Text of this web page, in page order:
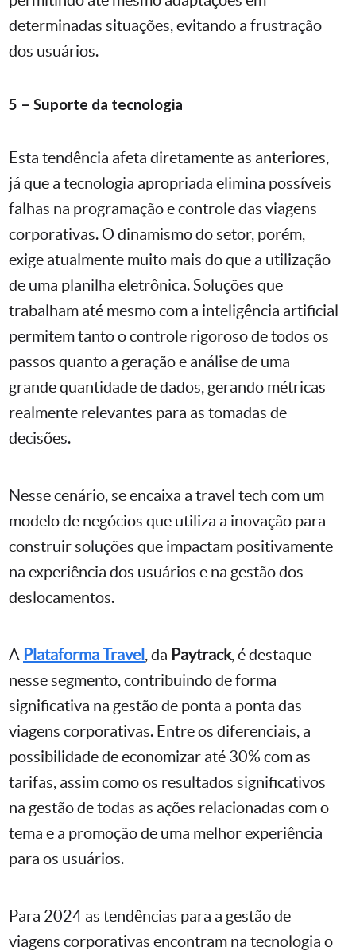
determinadas situações, evitando a frustração
dos usuários.
5 – Suporte da tecnologia
Esta tendência afeta diretamente as anteriores,
já que a tecnologia apropriada elimina possíveis
falhas na programação e controle das viagens
corporativas. O dinamismo do setor, porém,
exige atualmente muito mais do que a utilização
de uma planilha eletrônica. Soluções que
trabalham até mesmo com a inteligência artificial
permitem tanto o controle rigoroso de todos os
passos quanto a geração e análise de uma
grande quantidade de dados, gerando métricas
realmente relevantes para as tomadas de
decisões.
Nesse cenário, se encaixa a travel tech com um
modelo de negócios que utiliza a inovação para
construir soluções que impactam positivamente
na experiência dos usuários e na gestão dos
deslocamentos.
A Plataforma Travel, da Paytrack, é destaque
nesse segmento, contribuindo de forma
significativa na gestão de ponta a ponta das
viagens corporativas. Entre os diferenciais, a
possibilidade de economizar até 30% com as
tarifas, assim como os resultados significativos
na gestão de todas as ações relacionadas com o
tema e a promoção de uma melhor experiência
para os usuários.
Para 2024 as tendências para a gestão de
viagens corporativas encontram na tecnologia o